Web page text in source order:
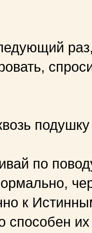
по
к
способен